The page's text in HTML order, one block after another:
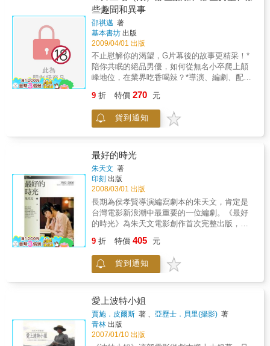
舊腳步益趨沉重之際，彎進北斗街，望著這條
不到五十公尺的小街，想要歇腳小憩時，才赫
然發覺這條小街其實臥虎藏龍，昔日的夜市所
在，如今的小吃中心，卻悄悄將舊高雄的電影
記憶其實都收納其中了。─藍祖蔚台灣電影起飛
了！這是近年台灣文化現象中令人驚喜的一
章，從《海角七號》、《賽德克‧巴萊》、《那
子英雄首部曲》到《女朋友‧男朋友》，一部接
著一部既有口碑又有票房的電影相繼登台，在
這波浪潮下，我們也發現電影開始走出台北影
儼然成為另一個台灣拍片的重要基地，從《天
邊一朵雲》、《不能沒有你》、《有一天》到
近期的《痞子英雄首部曲》、《愛的麵包
魂》、《寶米恰恰》、《女朋友‧男朋友》等
片，都在高雄汲取電影的創意與影像的獨特氣
息。藍祖蔚的電影文學旅行資深影評人藍祖蔚
主筆的《光影上路 高雄‧電影‧故事》，即是透過
公路旅行的文學書寫，寫下一篇篇在高雄發生
的美好電影故事，以文學的觸感細說電影發生
近年的政經文化改變；以旅人的視野尋找電影
膠卷底下的迷人風光；以美食家的味蕾品嚐高
雄在地的私房小吃，有別於過去的電影旅遊
書籍，用文字帶領影迷進入電影與風景編織交
落的旅行手札。港闊水深的高雄港提供了各種
可能性，全看創作者如何找尋自己的角度。李
祐寧導演選擇了高度。他帶領攝影師和演員爬
作品年表，更淺顯地描述出紀錄片的美好與掙
扎、意義與哀愁。是寫作品，寫紀錄片；也是
寫人生，寫歷史。本書不只是寫給影迷或紀錄
片專業人士，更是獻給熱愛生命、熱愛文化的
些趣聞和異事
邵祺邁 著
基本書坊 出版
2009/04/01 出版
不止慰解你的渴望，G片幕後的故事更精采！*
陪你共眠的絕品男優，如何從無名小卒爬上顛
峰地位，在業界吃香喝辣？*導演、編劇、配音
性幻想？*過氣明星如何在業界力爭上游，回鍋
後身價由黑翻紅？*歐美東洋片中有哪些經典系
列，身為行家的你絕不容錯過？*為何G片裡會
得到？「G片魔人」邵祺邁 領你深入觀影門
道、窺探業界秘辛、直擊拍片現場！本書為知
名同志作家邵祺邁，寫作6年的G片研究心得。
從一線巨星的傳奇故事，歐美日經典鉅片系列
推介；到趣味性十足的影評、片場趣聞、觀影
心得等，見解犀利獨到，筆法獨樹一格。於亞
洲男女同志網Fridae.com及《Good Guy》雜誌
連載期間，廣受兩岸三地讀者好評與喜愛，在
網上引發熱烈討論與迴響。本書集結該系列文
配上大批精采圖片，引領你身歷其境，穿梭G片
幕前與幕後。不但重溫最愛的帥哥猛男們在螢
幕上的精彩表現，更窺看五花八門、肉香陣陣
的業內門道！＊基本書坊部落格：
gbookstaiwan.blogspot.com
9 折 特價 270 元
貨到通知
最好的時光
朱天文 著
印刻 出版
2008/03/01 出版
長期為侯孝賢導演編寫劇本的朱天文，肯定是
台灣電影新浪潮中最重要的一位編劇。《最好
的時光》為朱天文電影創作首次完整出版，收
【上卷：電影本事、分場劇本】，包含《小畢
的故事》、《悲情城市》、《咖啡時光》至
《最好的時光》等十部電影劇本。 【中卷：一
等各環節的激盪過程，以及台灣和國際環境帶
給電影創作者的諸多挑戰，阿城說：「你找到
了限制，就找到了自由」，正可形容電影創作
過程的辛苦與成就感。 【下卷：關於電影】收
錄朱天文多年來的電影評論與散文，讀者可從
9 折 特價 405 元
貨到通知
愛上波特小姐
賈施．皮爾斯 著 、亞歷士．貝里(攝影) 著
青林 出版
2007/01/10 出版